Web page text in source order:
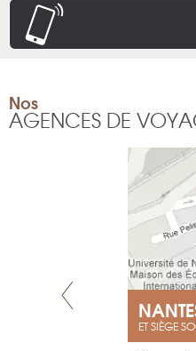
Nos
AGENCES DE
ET SIÈGE